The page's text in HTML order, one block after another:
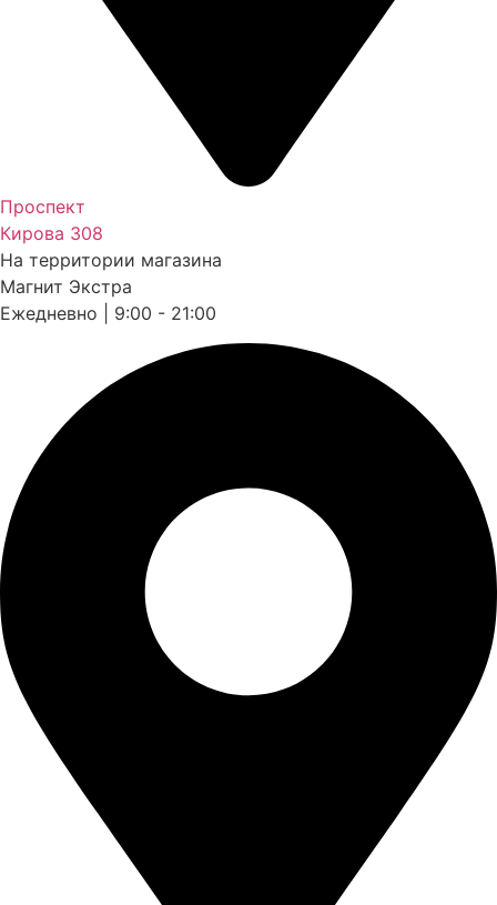
Проспект
Кирова 308
На территории магазина
Магнит Экстра
Ежедневно | 9:00 - 21:00